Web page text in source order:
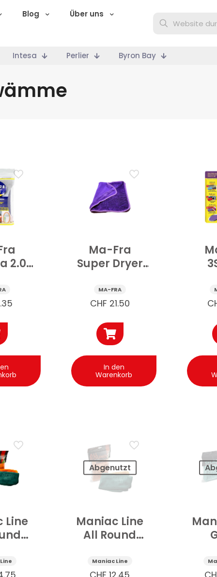
Blog
Über uns
Intesa Perlier Byron Bay
2.0
Auto
Ma-Fra
Super Dryer
Auto 1 Stk
MA-FRA
CHF21.50
In den
Warenkorb
Line
6
Abgenutzt
Maniac Line
All Round
Mikrofasertuch
Maniac Line